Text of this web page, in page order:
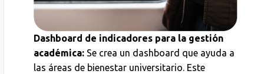
Dashboard de indicadores para la gestión
académica: Se crea un dashboard que ayuda a
las áreas de bienestar universitario. Este